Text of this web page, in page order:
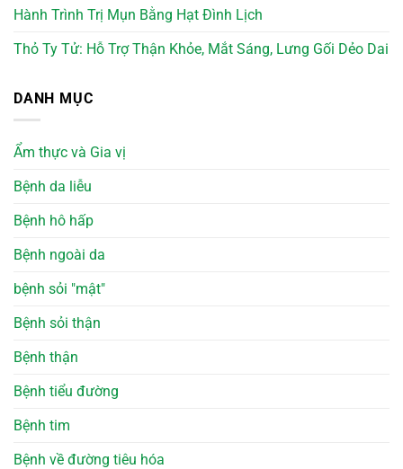
Hành Trình Trị Mụn Bằng Hạt Đình Lịch
Thỏ Ty Tử: Hỗ Trợ Thận Khỏe, Mắt Sáng, Lưng Gối Dẻo Dai
DANH MỤC
Ẩm thực và Gia vị
Bệnh da liễu
Bệnh hô hấp
Bệnh ngoài da
bệnh sỏi "mật"
Bệnh sỏi thận
Bệnh thận
Bệnh tiểu đường
Bệnh tim
Bệnh về đường tiêu hóa